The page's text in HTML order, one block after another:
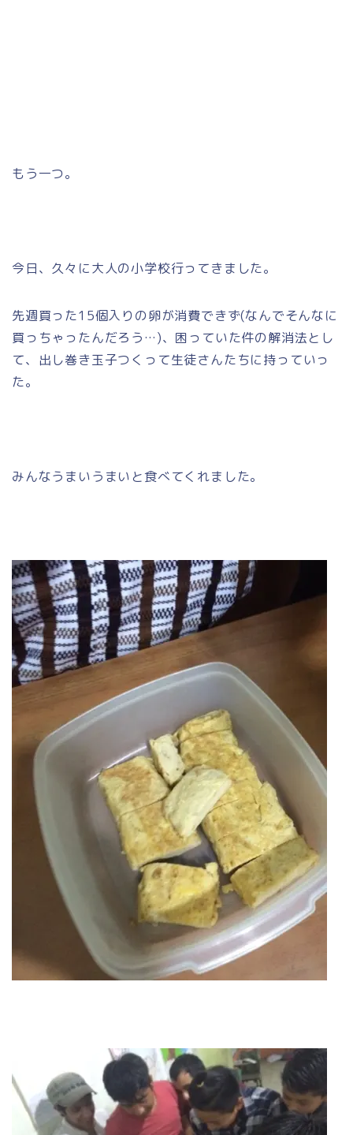
もう一つ。
今日、久々に大人の小学校行ってきました。
先週買った15個入りの卵が消費できず(なんでそんなに
買っちゃったんだろう…)、困っていた件の解消法とし
て、出し巻き玉子つくって生徒さんたちに持っていっ
た。
みんなうまいうまいと食べてくれました。